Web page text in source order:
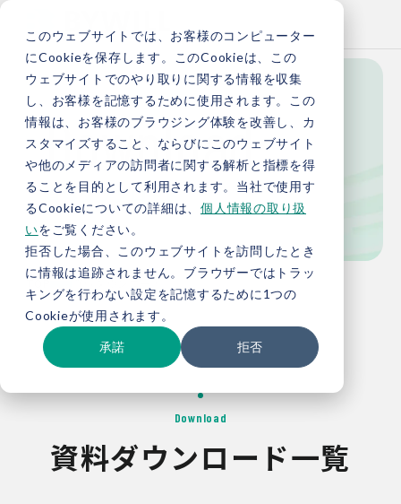
このウェブサイトでは、お客様のコンピューター
にCookieを保存します。このCookieは、この
ウェブサイトでのやり取りに関する情報を収集
し、お客様を記憶するために使用されます。この
情報は、お客様のブラウジング体験を改善し、カ
スタマイズすること、ならびにこのウェブサイト
や他のメディアの訪問者に関する解析と指標を得
ることを目的として利用されます。当社で使用す
るCookieについての詳細は、 個人情報の取り扱
いをご覧ください。
拒否した場合、このウェブサイトを訪問したとき
に情報は追跡されません。ブラウザーではトラッ
キングを行わない設定を記憶するために1つの
Cookieが使用されます。
承諾 拒否
Download
資料ダウンロード
TOP 資料ダウンロード
Download
資料ダウンロード一覧